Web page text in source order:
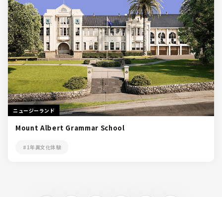
ニュージーランド
Mount Albert Grammar School
#1年異文化体験